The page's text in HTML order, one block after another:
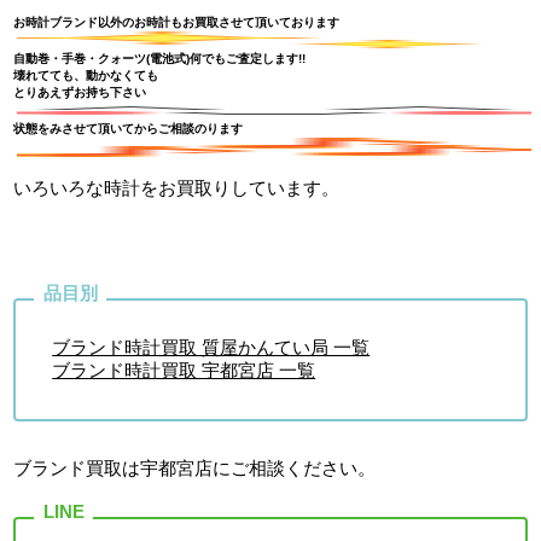
お時計ブランド以外のお時計もお買取させて頂いております
自動巻・手巻・クォーツ(電池式)何でもご査定します!!
壊れてても、動かなくても
とりあえずお持ち下さい
状態をみさせて頂いてからご相談のります
いろいろな時計をお買取りしています。
ブランド時計買取 質屋かんてい局 一覧
ブランド時計買取 宇都宮店 一覧
ブランド買取は宇都宮店にご相談ください。